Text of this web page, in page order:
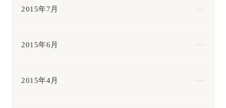
2015年7月
2015年6月
2015年4月